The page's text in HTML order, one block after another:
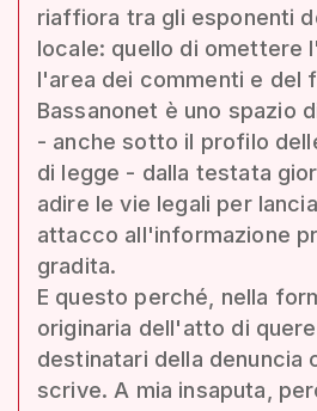
riaffiora tra gli esponenti
locale: quello di omettere
l'area dei commenti e del
Bassanonet è uno spazio
- anche sotto il profilo
di legge - dalla testata
adire le vie legali per
attacco all'informazione
gradita.
E questo perché, nella
originaria dell'atto di
destinatari della denuncia
scrive. A mia insaputa,